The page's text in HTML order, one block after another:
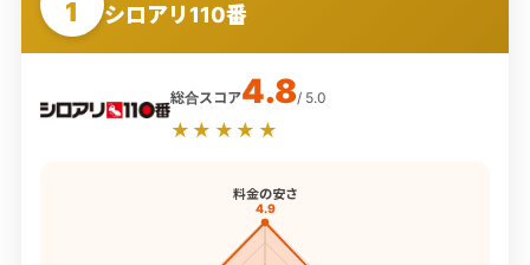
1 シロアリ110番
総合スコア4.8/ 5.0
★★★★★
料金の安さ
4.9